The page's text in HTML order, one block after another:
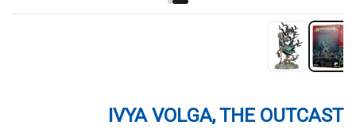
IVYA VOLGA, THE OUTCAST